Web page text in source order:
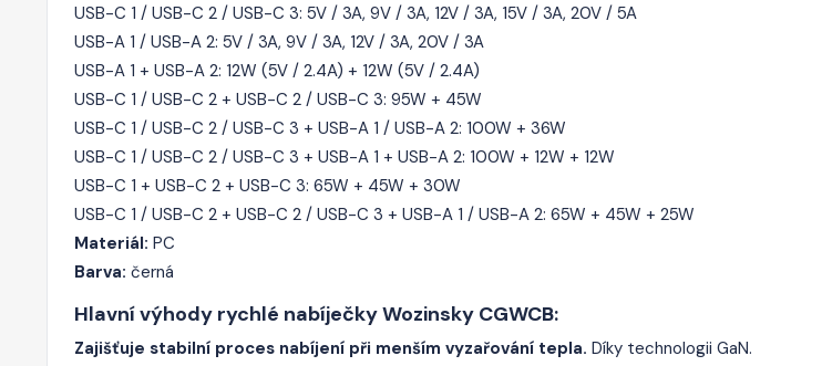
USB-C 1 / USB-C 2 / USB-C 3: 5V / 3A, 9V / 3A, 12V / 3A, 15V / 3A, 20V / 5A
USB-A 1 / USB-A 2: 5V / 3A, 9V / 3A, 12V / 3A, 20V / 3A
USB-A 1 + USB-A 2: 12W (5V / 2.4A) + 12W (5V / 2.4A)
USB-C 1 / USB-C 2 + USB-C 2 / USB-C 3: 95W + 45W
USB-C 1 / USB-C 2 / USB-C 3 + USB-A 1 / USB-A 2: 100W + 36W
USB-C 1 / USB-C 2 / USB-C 3 + USB-A 1 + USB-A 2: 100W + 12W + 12W
USB-C 1 + USB-C 2 + USB-C 3: 65W + 45W + 30W
USB-C 1 / USB-C 2 + USB-C 2 / USB-C 3 + USB-A 1 / USB-A 2: 65W + 45W + 25W
Materiál: PC
Barva: černá
Hlavní výhody rychlé nabíječky Wozinsky CGWCB:
Zajišťuje stabilní proces nabíjení při menším vyzařování tepla. Díky technologii GaN.